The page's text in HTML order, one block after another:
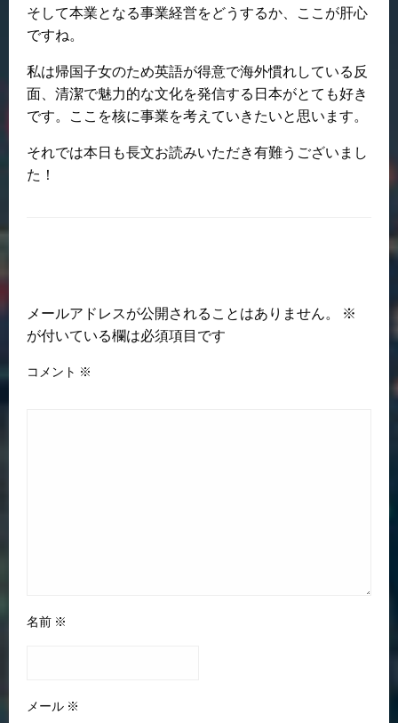
そして本業となる事業経営をどうするか、ここが肝心
ですね。
私は帰国子女のため英語が得意で海外慣れしている反
面、清潔で魅力的な文化を発信する日本がとても好き
です。ここを核に事業を考えていきたいと思います。
それでは本日も長文お読みいただき有難うございまし
た！
メールアドレスが公開されることはありません。
※
が付いている欄は必須項目です
コメント ※
名前 ※
メール ※